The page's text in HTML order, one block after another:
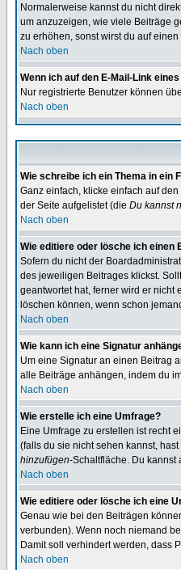
Normalerweise kannst du nicht
um anzuzeigen, wie viele Beiträge
zu erhöhen, sonst wirst du auf
Nach oben
Wenn ich auf den E-Mail-Link
Nur registrierte Benutzer können
Nach oben
Wie schreibe ich ein Thema in ein
Ganz einfach, klicke einfach auf
der Seite aufgelistet (die Du kannst
Nach oben
Wie editiere oder lösche ich einen
Sofern du nicht der
des jeweiligen Beitrages klickst.
geantwortet hat, ferner wird er nicht
löschen können, wenn schon
Nach oben
Wie kann ich eine Signatur
Um eine Signatur an einen Beitrag
alle Beiträge anhängen, indem du
Nach oben
Wie erstelle ich eine Umfrage?
Eine Umfrage zu erstellen ist recht
(falls du sie nicht sehen kannst,
hinzufügen-Schaltfläche. Du kannst
Nach oben
Wie editiere oder lösche ich eine
Genau wie bei den Beiträgen
verbunden). Wenn noch niemand
Damit soll verhindert werden, dass
Nach oben